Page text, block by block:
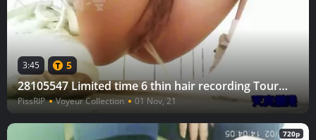
3:45 5
28105547 Limited time 6 thin hair recording Tournament toilet check vol.34
PissRIP Voyeur Collection 01 Nov, 21
720p